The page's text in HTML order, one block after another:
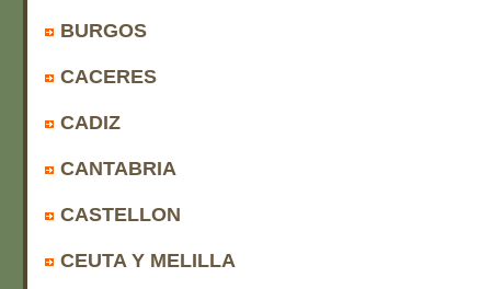
BURGOS
CACERES
CADIZ
CANTABRIA
CASTELLON
CEUTA Y MELILLA